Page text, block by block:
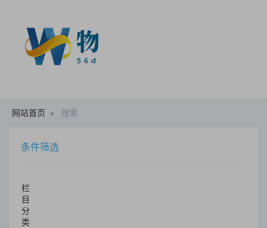
网站首页 搜索
条件筛选
栏
目
分
类